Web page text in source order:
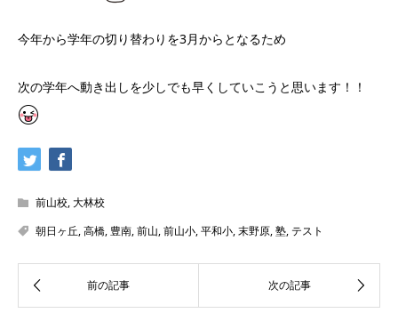
今年から学年の切り替わりを3月からとなるため
次の学年へ動き出しを少しでも早くしていこうと思います！！
前山校,大林校
朝日ヶ丘,高橋, 豊南,前山,前山小,平和小,末野原,塾,テスト